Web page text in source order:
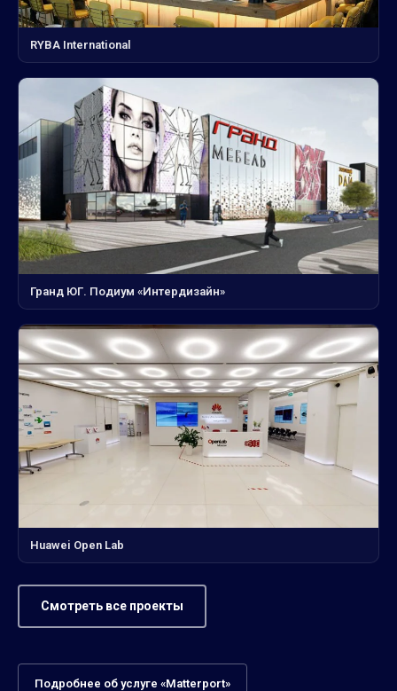
RYBA International
Гранд ЮГ. Подиум «Интердизайн»
Huawei Open Lab
Смотреть все проекты
Подробнее об услуге «Matterport»